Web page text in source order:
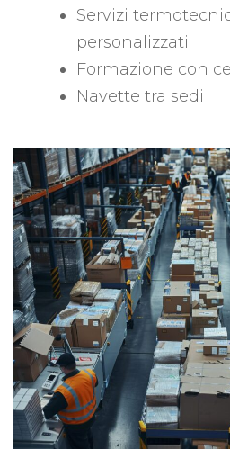
Servizi
personalizzati
Formazione con
Navette tra sedi